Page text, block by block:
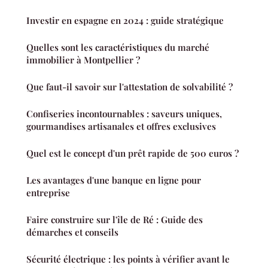
Investir en espagne en 2024 : guide stratégique
Quelles sont les caractéristiques du marché
immobilier à Montpellier ?
Que faut-il savoir sur l'attestation de solvabilité ?
Confiseries incontournables : saveurs uniques,
gourmandises artisanales et offres exclusives
Quel est le concept d'un prêt rapide de 500 euros ?
Les avantages d'une banque en ligne pour
entreprise
Faire construire sur l'île de Ré : Guide des
démarches et conseils
Sécurité électrique : les points à vérifier avant le